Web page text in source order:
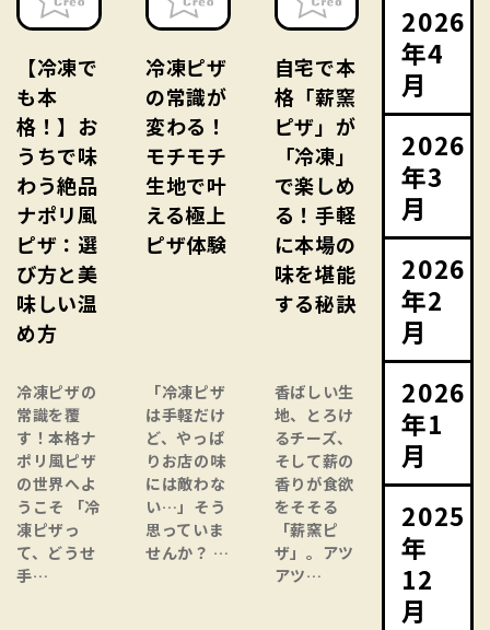
【冷凍で
も本
格！】お
うちで味
わう絶品
ナポリ風
ピザ：選
び方と美
味しい温
め方
冷凍ピザの
常識を覆
す！本格ナ
ポリ風ピザ
の世界へよ
うこそ 「冷
凍ピザっ
て、どうせ
手…
冷凍ピザ
の常識が
変わる！
モチモチ
生地で叶
える極上
ピザ体験
「冷凍ピザ
は手軽だけ
ど、やっぱ
りお店の味
には敵わな
い…」そう
思っていま
せんか？ …
自宅で本
格「薪窯
ピザ」が
「冷凍」
で楽しめ
る！手軽
に本場の
味を堪能
する秘訣
香ばしい生
地、とろけ
るチーズ、
そして薪の
香りが食欲
をそそる
「薪窯ピ
ザ」。アツ
アツ…
2026
年4
月
2026
年3
月
2026
年2
月
2026
年1
月
2025
年
12
月